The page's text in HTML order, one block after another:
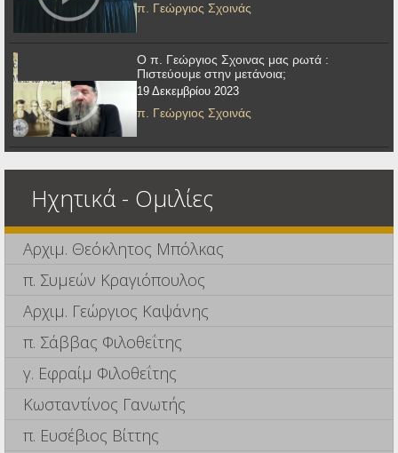
π. Γεώργιος Σχοινάς
Ο π. Γεώργιος Σχοινας μας ρωτά :
Πιστεύουμε στην μετάνοια;
19 Δεκεμβρίου 2023
π. Γεώργιος Σχοινάς
Ηχητικά - Ομιλίες
Αρχιμ. Θεόκλητος Μπόλκας
π. Συμεών Κραγιόπουλος
Αρχιμ. Γεώργιος Καψάνης
π. Σάββας Φιλοθεΐτης
γ. Εφραίμ Φιλοθεΐτης
Κωσταντίνος Γανωτής
π. Ευσέβιος Βίττης